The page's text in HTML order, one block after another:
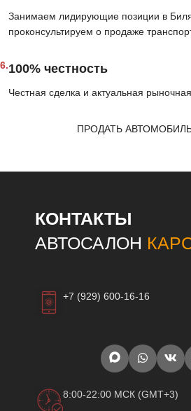
Занимаем лидирующие позиции в
проконсультируем о продаже
6.100% честность
Честная сделка и актуальная
ПРОДАТЬ
КОНТАКТЫ
АВТОСАЛОН
+7 (929) 600-16-16
8:00-22:00 МСК (GMT+3)